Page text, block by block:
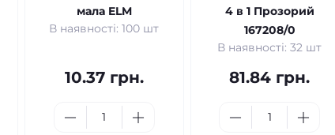
мала ELM
В наявності: 100 шт
10.37 грн.
4 в 1 Прозорий
167208/0
В наявності: 32 шт
81.84 грн.